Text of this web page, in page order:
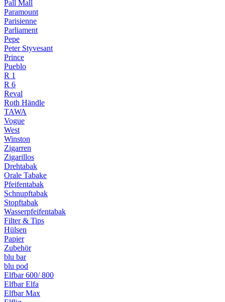
Pall Mall
Paramount
Parisienne
Parliament
Pepe
Peter Styvesant
Prince
Pueblo
R 1
R 6
Reval
Roth Händle
TAWA
Vogue
West
Winston
Zigarren
Zigarillos
Drehtabak
Orale Tabake
Pfeifentabak
Schnupftabak
Stopftabak
Wasserpfeifentabak
Filter & Tips
Hülsen
Papier
Zubehör
blu bar
blu pod
Elfbar 600/ 800
Elfbar Elfa
Elfbar Max